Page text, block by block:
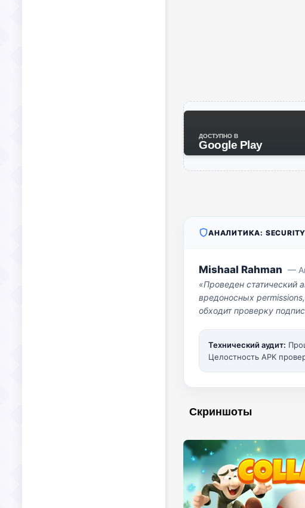
ДОСТУПНО В
Google Play
АНАЛИТИКА: SECURITY
Mishaal Rahman —
«Проведен статический
вредоносных
обходит проверку
Технический аудит:
Целостность APK
Скриншоты